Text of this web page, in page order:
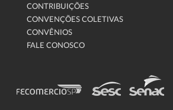
CONTRIBUIÇÕES
CONVENÇÕES COLETIVAS
CONVÊNIOS
FALE CONOSCO